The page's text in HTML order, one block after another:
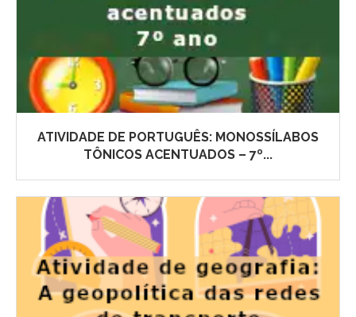
ATIVIDADE DE PORTUGUÊS: MONOSSÍLABOS
TÔNICOS ACENTUADOS – 7º...